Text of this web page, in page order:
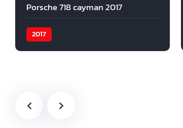
Porsche 718 cayman 2017
2017